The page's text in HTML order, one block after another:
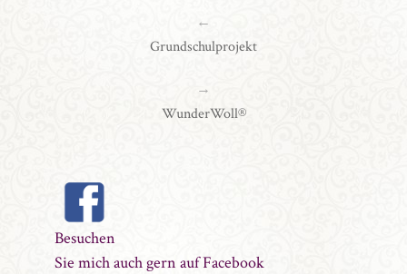
Besuchen
Sie mich auch gern auf Facebook
←
Grundschulprojekt
→
WunderWoll®